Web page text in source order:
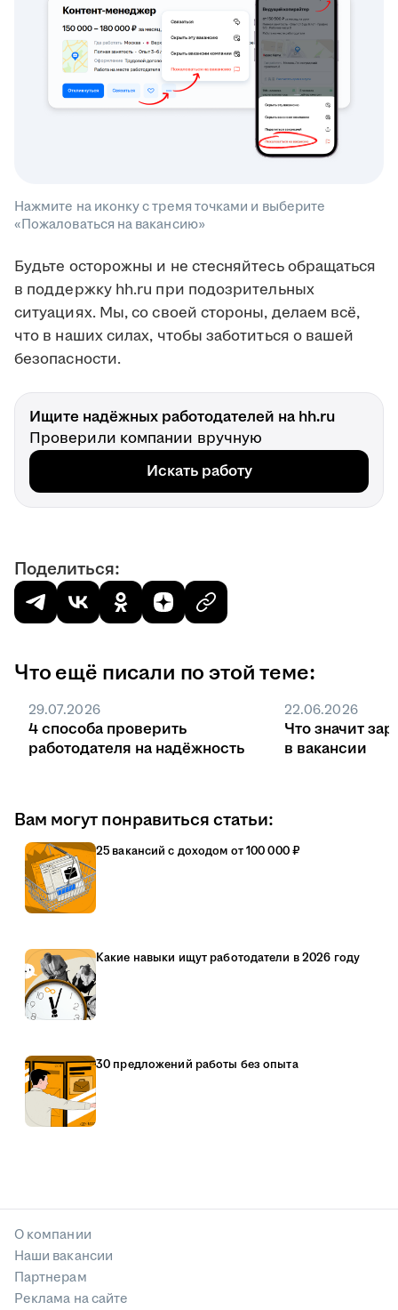
Нажмите на иконку с тремя точками и выберите
«Пожаловаться на вакансию»
Будьте осторожны и не стесняйтесь обращаться
в поддержку hh.ru при подозрительных
ситуациях. Мы, со своей стороны, делаем всё,
что в наших силах, чтобы заботиться о вашей
безопасности.
Ищите надёжных работодателей на hh.ru
Проверили компании вручную
Искать работу
Поделиться:
Что ещё писали по этой теме:
29.07.2026
4 способа проверить
работодателя на надёжность
22.06.2026
Что значит
в вакансии
Вам могут понравиться статьи:
25 вакансий с доходом от 100 000 ₽
Какие навыки ищут работодатели в 2026 году
30 предложений работы без опыта
О компании
Наши вакансии
Партнерам
Реклама на сайте